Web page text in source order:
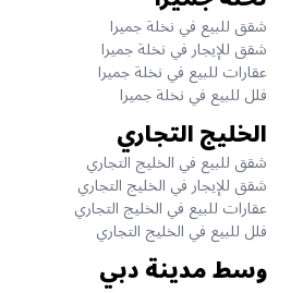
شقق للبيع في نخلة جميرا
شقق للإيجار في نخلة جميرا
عقارات للبيع في نخلة جميرا
فلل للبيع في نخلة جميرا
الخليج التجاري
شقق للبيع في الخليج التجاري
شقق للإيجار في الخليج التجاري
عقارات للبيع في الخليج التجاري
فلل للبيع في الخليج التجاري
وسط مدينة دبي